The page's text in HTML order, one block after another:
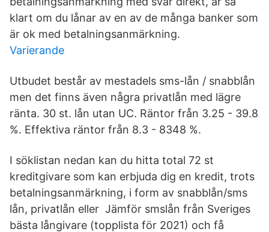
klart om du lånar av en av de många banker som
är ok med betalningsanmärkning.
Varierande
Utbudet består av mestadels sms-lån / snabblån
men det finns även några privatlån med lägre
ränta. 30 st. lån utan UC. Räntor från 3.25 - 39.8
%. Effektiva räntor från 8.3 - 8348 %.
I söklistan nedan kan du hitta total 72 st
kreditgivare som kan erbjuda dig en kredit, trots
betalningsanmärkning, i form av snabblån/sms
lån, privatlån eller Jämför smslån från Sveriges
bästa långivare (topplista för 2021) och få